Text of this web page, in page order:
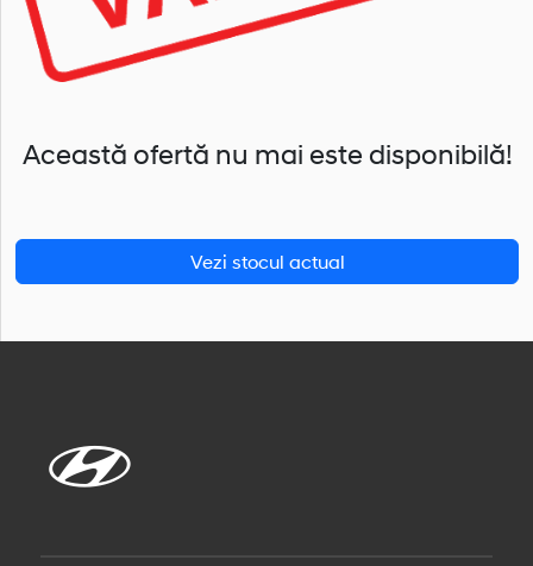
Această ofertă nu mai este disponibilă!
Vezi stocul actual